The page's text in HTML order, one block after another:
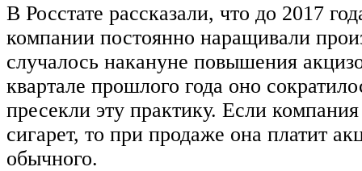
В Росстате рассказали, что до 2017
компании постоянно наращивали
случалось накануне повышения
квартале прошлого года оно
пресекли эту практику. Если
сигарет, то при продаже она платит
обычного.